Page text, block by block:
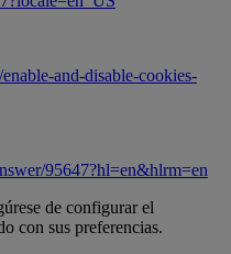
and-disable-cookies-
95647?hl=en&hlrm=en
de configurar el
con sus preferencias.